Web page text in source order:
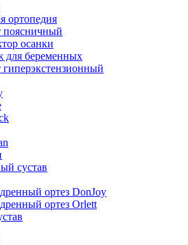
ортопедия
поясничный
осанки
для беременных
гиперэкстензионный
сустав
ортез DonJoy
ортез Orlett